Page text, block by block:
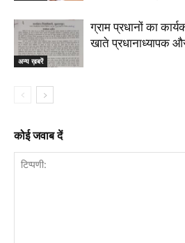
अन्य ख़बरें
ग्राम प्रधानों का
खाते प्रधानाध्यापक
कोई जवाब दें